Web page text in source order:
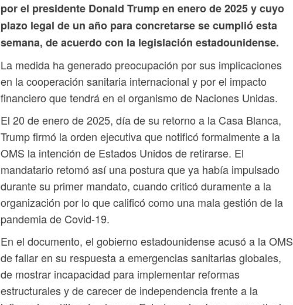
por el presidente Donald Trump en enero de 2025 y cuyo
plazo legal de un año para concretarse se cumplió esta
semana, de acuerdo con la legislación estadounidense.
La medida ha generado preocupación por sus implicaciones
en la cooperación sanitaria internacional y por el impacto
financiero que tendrá en el organismo de Naciones Unidas.
El 20 de enero de 2025, día de su retorno a la Casa Blanca,
Trump firmó la orden ejecutiva que notificó formalmente a la
OMS la intención de Estados Unidos de retirarse. El
mandatario retomó así una postura que ya había impulsado
durante su primer mandato, cuando criticó duramente a la
organización por lo que calificó como una mala gestión de la
pandemia de Covid-19.
En el documento, el gobierno estadounidense acusó a la OMS
de fallar en su respuesta a emergencias sanitarias globales,
de mostrar incapacidad para implementar reformas
estructurales y de carecer de independencia frente a la